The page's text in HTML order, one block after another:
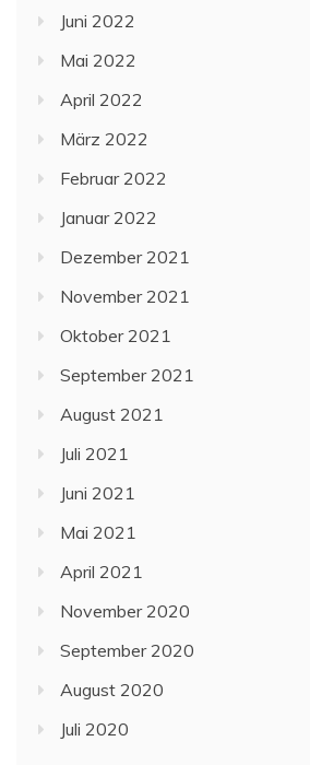
Juni 2022
Mai 2022
April 2022
März 2022
Februar 2022
Januar 2022
Dezember 2021
November 2021
Oktober 2021
September 2021
August 2021
Juli 2021
Juni 2021
Mai 2021
April 2021
November 2020
September 2020
August 2020
Juli 2020